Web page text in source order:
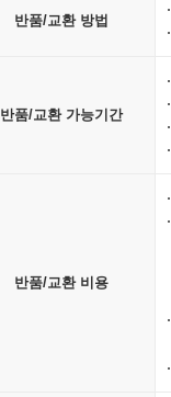
반품/교환 방법
반품/교환 가능기간
반품/교환 비용